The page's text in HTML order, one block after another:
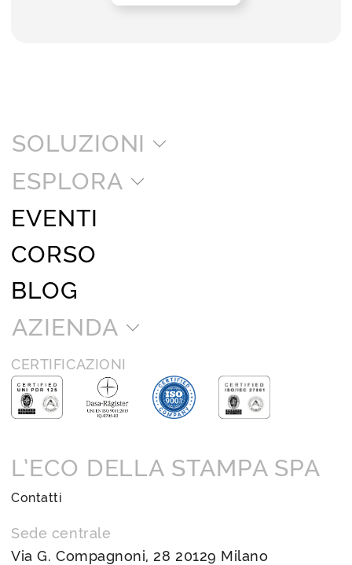
SOLUZIONI
ESPLORA
EVENTI
CORSO
BLOG
AZIENDA
CERTIFICAZIONI
L’ECO DELLA STAMPA SPA
Contatti
Sede centrale
Via G. Compagnoni, 28 20129 Milano